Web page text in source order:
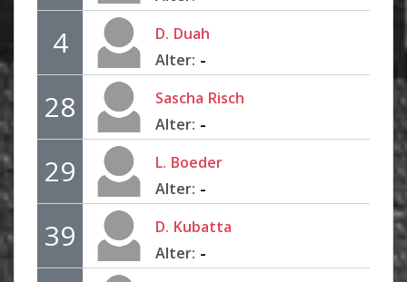
4 D. Duah
Alter: -
28 Sascha Risch
Alter: -
29 L. Boeder
Alter: -
39 D. Kubatta
Alter: -